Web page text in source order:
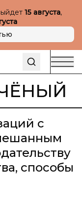
15 августа,
с
способы